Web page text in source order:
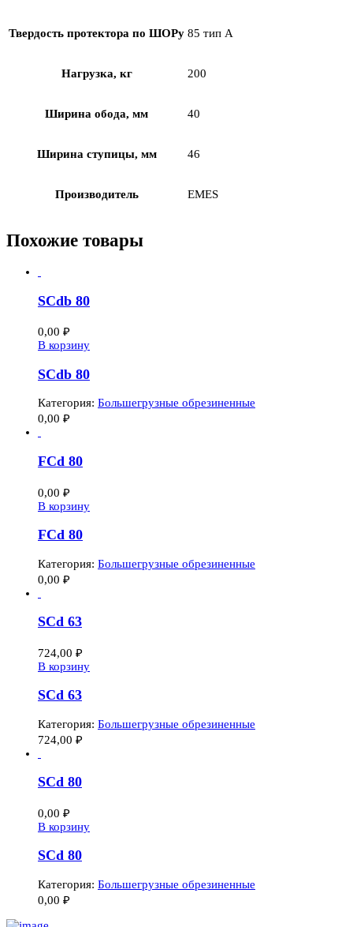
Твердость протектора по ШОРу 85 тип А
Нагрузка, кг 200
Ширина обода, мм 40
Ширина ступицы, мм 46
Производитель EMES
Похожие товары
SCdb 80
0,00 ₽
В корзину
SCdb 80
Категория: Большегрузные обрезиненные
0,00 ₽
FCd 80
0,00 ₽
В корзину
FCd 80
Категория: Большегрузные обрезиненные
0,00 ₽
SCd 63
724,00 ₽
В корзину
SCd 63
Категория: Большегрузные обрезиненные
724,00 ₽
SCd 80
0,00 ₽
В корзину
SCd 80
Категория: Большегрузные обрезиненные
0,00 ₽